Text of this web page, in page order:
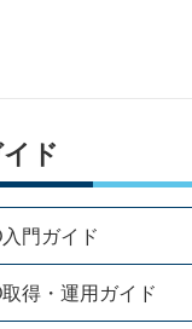
ド
門ガイド
得・運用ガイド